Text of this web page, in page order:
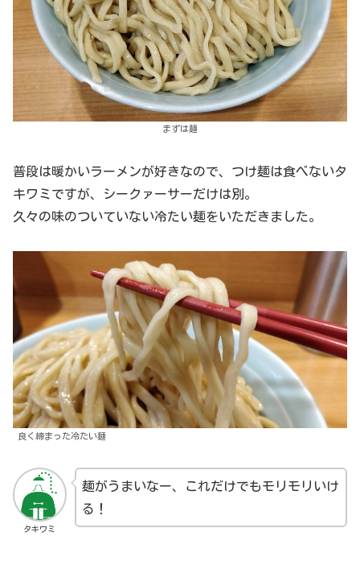
まずは麺
普段は暖かいラーメンが好きなので、つけ麺は食べないタ
キワミですが、シークァーサーだけは別。
久々の味のついていない冷たい麺をいただきました。
良く締まった冷たい麺
タキワミ
麺がうまいなー、これだけでもモリモリいけ
る！